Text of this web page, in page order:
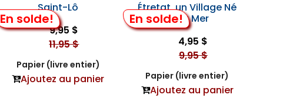
En solde!
Saint-Lô
9,95 $
11,95 $
Papier (livre entier)
Ajoutez au panier
En solde!
Étretat, un Village Né
de la Mer
4,95 $
9,95 $
Papier (livre entier)
Ajoutez au panier